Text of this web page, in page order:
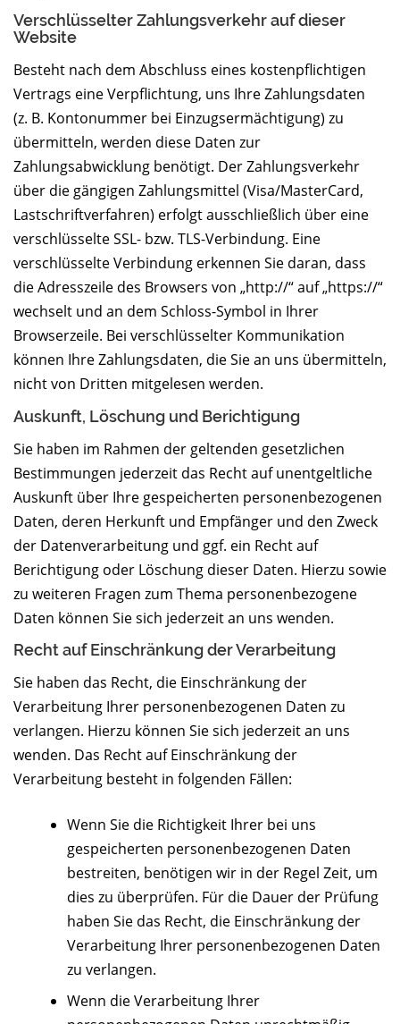
Verschlüsselter Zahlungsverkehr auf dieser
Website
Besteht nach dem Abschluss eines kostenpflichtigen
Vertrags eine Verpflichtung, uns Ihre Zahlungsdaten
(z. B. Kontonummer bei Einzugsermächtigung) zu
übermitteln, werden diese Daten zur
Zahlungsabwicklung benötigt. Der Zahlungsverkehr
über die gängigen Zahlungsmittel (Visa/MasterCard,
Lastschriftverfahren) erfolgt ausschließlich über eine
verschlüsselte SSL- bzw. TLS-Verbindung. Eine
verschlüsselte Verbindung erkennen Sie daran, dass
die Adresszeile des Browsers von „http://“ auf „https://“
wechselt und an dem Schloss-Symbol in Ihrer
Browserzeile. Bei verschlüsselter Kommunikation
können Ihre Zahlungsdaten, die Sie an uns übermitteln,
nicht von Dritten mitgelesen werden.
Auskunft, Löschung und Berichtigung
Sie haben im Rahmen der geltenden gesetzlichen
Bestimmungen jederzeit das Recht auf unentgeltliche
Auskunft über Ihre gespeicherten personenbezogenen
Daten, deren Herkunft und Empfänger und den Zweck
der Datenverarbeitung und ggf. ein Recht auf
Berichtigung oder Löschung dieser Daten. Hierzu sowie
zu weiteren Fragen zum Thema personenbezogene
Daten können Sie sich jederzeit an uns wenden.
Recht auf Einschränkung der Verarbeitung
Sie haben das Recht, die Einschränkung der
Verarbeitung Ihrer personenbezogenen Daten zu
verlangen. Hierzu können Sie sich jederzeit an uns
wenden. Das Recht auf Einschränkung der
Verarbeitung besteht in folgenden Fällen:
Wenn Sie die Richtigkeit Ihrer bei uns
gespeicherten personenbezogenen Daten
bestreiten, benötigen wir in der Regel Zeit, um
dies zu überprüfen. Für die Dauer der Prüfung
haben Sie das Recht, die Einschränkung der
Verarbeitung Ihrer personenbezogenen Daten
zu verlangen.
Wenn die Verarbeitung Ihrer